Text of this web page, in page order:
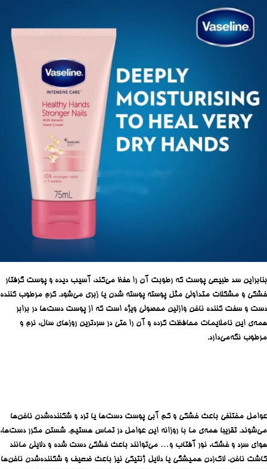
بنابراین سد طبیعی پوست که رطوبت آن را حفظ می‌کند، آسیب دیده و پوست گرفتار
خشکی و مشکلات متداولی مثل پوسته پوسته شدن یا زبری می‌شود. کرم مرطوب کننده
دست و سفت کننده ناخن وازلین محصولی ویژه است که از پوست دست‌ها در برابر
همه‌ی این ناملایمات محافظت کرده و آن را حتی در سردترین روزهای سال، نرم و
مرطوب نگه‌می‌دارد.
عوامل مختلفی باعث خشکی و کم آبی پوست دست‌ها یا ترد و شکننده‌شدن ناخن‌ها
می‌شوند. تقریبا همه‌ی ما با روزانه این عوامل در تماس هستیم. شستن مکرر دست‌ها،
هوای سرد و خشک، نور آفتاب و… می‌توانند باعث خشکی دست شده و دلایلی مانند
کاشت ناخن، لاک‌زدن همیشگی یا دلایل ژنتیکی نیز باعث ضعیف و شکننده‌شدن ناخن‌ها